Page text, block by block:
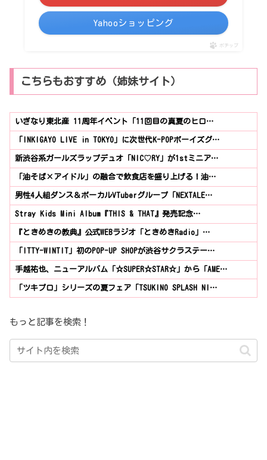
Yahooショッピング
ポチップ
こちらもおすすめ（姉妹サイト）
いぎなり東北産 11周年イベント「11回目の真夏のヒロ…
「INKIGAYO LIVE in TOKYO」に次世代K-POPボーイズグ…
新渋谷系ガールズラップデュオ「NIC♡RY」が1stミニア…
「油そば×アイドル」の融合で飲食店を盛り上げる！油…
男性4人組ダンス＆ボーカルVTuberグループ「NEXTALE…
Stray Kids Mini Album『THIS & THAT』発売記念…
『ときめきの教典』公式WEBラジオ「ときめきRadio」…
「ITTY-WINTIT」初のPOP-UP SHOPが渋谷サクラステー…
手越祐也、ニューアルバム「☆SUPER☆STAR☆」から「AME…
「ツキプロ」シリーズの夏フェア「TSUKINO SPLASH NI…
もっと記事を検索！